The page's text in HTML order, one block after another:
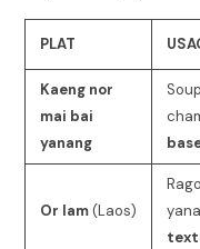
PLAT
Kaeng nor
mai bai
yanang
Or lam(Laos)